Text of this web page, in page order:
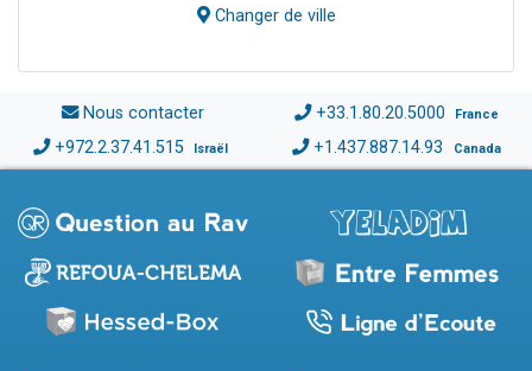
Changer de ville
Nous contacter +33.1.80.20.5000 France
+972.2.37.41.515 Israël +1.437.887.14.93 Canada